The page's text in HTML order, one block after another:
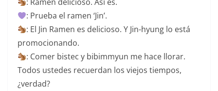
: Prueba el ramen ‘Jin’.
: El Jin Ramen es delicioso. Y Jin-hyung lo está
promocionando.
: Comer bistec y bibimmyun me hace llorar.
Todos ustedes recuerdan los viejos tiempos,
¿verdad?